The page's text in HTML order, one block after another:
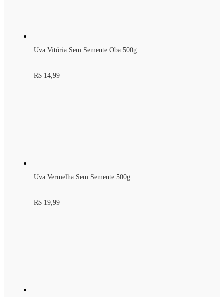
Uva Vitória Sem Semente Oba 500g
R$ 14,99
Uva Vermelha Sem Semente 500g
R$ 19,99